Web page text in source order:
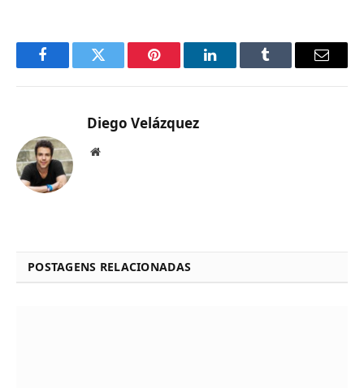
FacebookTwitter Pinterest LinkedInTumblr Email
Diego Velázquez
Website
POSTAGENS RELACIONADAS